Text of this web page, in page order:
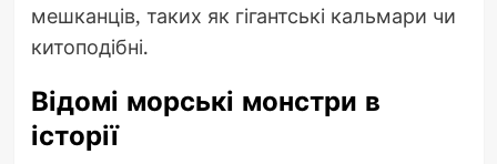
мешканців, таких як гігантські кальмари чи
китоподібні.
Відомі морські монстри в
історії